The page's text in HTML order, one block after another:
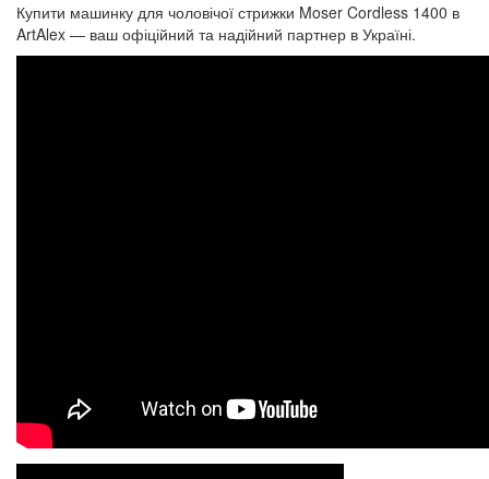
Купити машинку для чоловічої стрижки Moser Cordless 1400 в
ArtAlex — ваш офіційний та надійний партнер в Україні.